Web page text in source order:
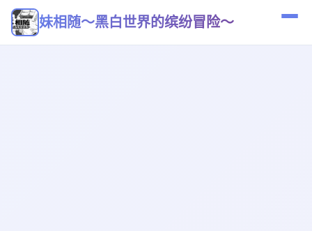
妹相随～黑白世界的缤纷冒险～